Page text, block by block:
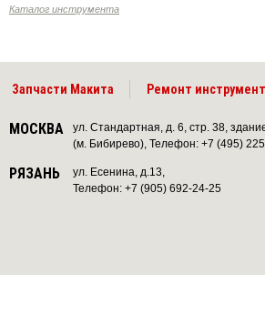
Каталог инструмента
Запчасти Макита Ремонт
МОСКВА
ул. Стандартная, д. 6, стр. 38,
(м. Бибирево), Телефон: +7 (495)
РЯЗАНЬ
ул. Есенина, д.13,
Телефон: +7 (905) 692-24-25